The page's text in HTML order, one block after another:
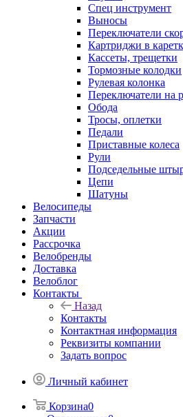
Спец инструмент
Выносы
Переключатели
Картриджи в
Кассеты, трещетки
Тормозные колодки
Рулевая колонка
Переключатели на
Обода
Тросы, оплетки
Педали
Приставные колеса
Рули
Подседельные
Цепи
Шатуны
Велосипеды
Запчасти
Акции
Рассрочка
Велобренды
Доставка
Велоблог
Контакты
Назад
Контакты
Контактная информация
Реквизиты компании
Задать вопрос
Личный кабинет
Корзина0